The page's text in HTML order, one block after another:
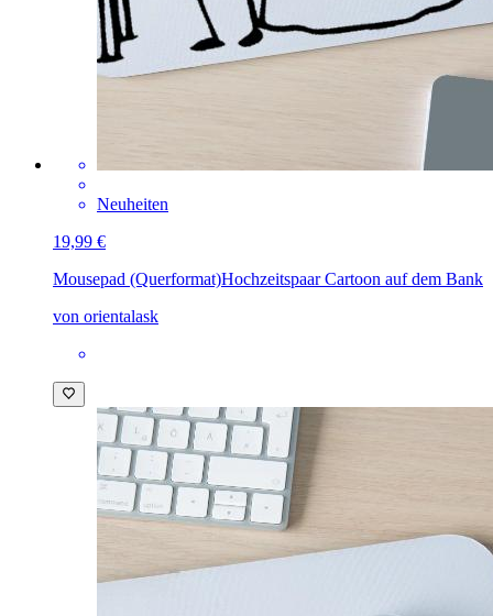
Neuheiten
19,99 €
Mousepad (Querformat)Hochzeitspaar Cartoon auf dem Bank
von orientalask